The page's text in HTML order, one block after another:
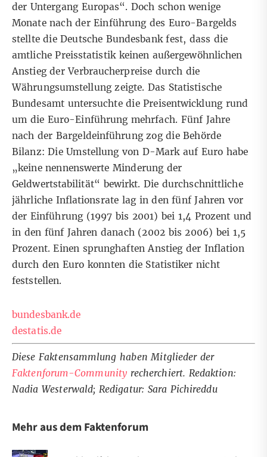
der Untergang Europas“. Doch schon wenige
Monate nach der Einführung des Euro-Bargelds
stellte die Deutsche Bundesbank fest, dass die
amtliche Preisstatistik keinen außergewöhnlichen
Anstieg der Verbraucherpreise durch die
Währungsumstellung zeigte. Das Statistische
Bundesamt untersuchte die Preisentwicklung rund
um die Euro-Einführung mehrfach. Fünf Jahre
nach der Bargeldeinführung zog die Behörde
Bilanz: Die Umstellung von D-Mark auf Euro habe
„keine nennenswerte Minderung der
Geldwertstabilität“ bewirkt. Die durchschnittliche
jährliche Inflationsrate lag in den fünf Jahren vor
der Einführung (1997 bis 2001) bei 1,4 Prozent und
in den fünf Jahren danach (2002 bis 2006) bei 1,5
Prozent. Einen sprunghaften Anstieg der Inflation
durch den Euro konnten die Statistiker nicht
feststellen.
bundesbank.de
destatis.de
Diese Faktensammlung haben Mitglieder der
Faktenforum-Community recherchiert. Redaktion:
Nadia Westerwald; Redigatur: Sara Pichireddu
Mehr aus dem Faktenforum